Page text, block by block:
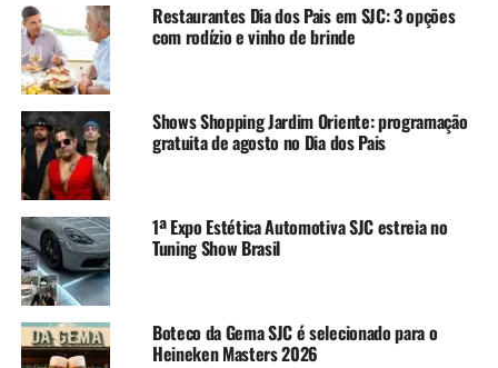
Restaurantes Dia dos Pais em SJC: 3 opções
com rodízio e vinho de brinde
Shows Shopping Jardim Oriente: programação
gratuita de agosto no Dia dos Pais
1ª Expo Estética Automotiva SJC estreia no
Tuning Show Brasil
Boteco da Gema SJC é selecionado para o
Heineken Masters 2026